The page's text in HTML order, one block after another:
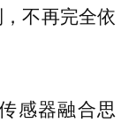
不再完全依
感器融合思